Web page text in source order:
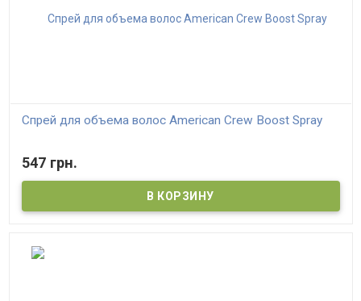
Спрей для объема волос American Crew Boost Spray
547 грн.